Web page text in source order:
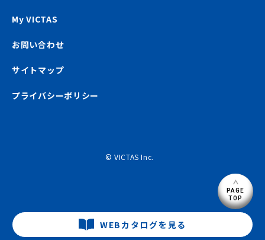
My VICTAS
お問い合わせ
サイトマップ
プライバシーポリシー
© VICTAS Inc.
WEBカタログを見る
PAGE
TOP